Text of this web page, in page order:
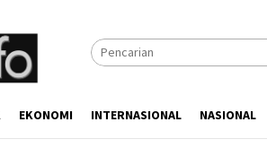
EKONOMI INTERNASIONAL NASIONAL